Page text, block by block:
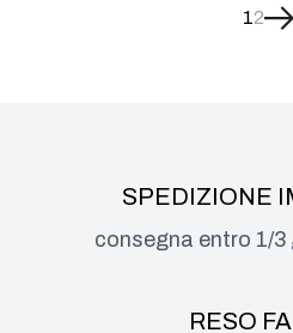
12
SPEDIZIONE
consegna entro 1/
RESO